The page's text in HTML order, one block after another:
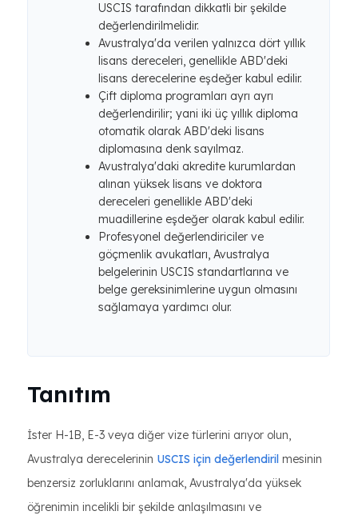
USCIS tarafından dikkatli bir şekilde
değerlendirilmelidir.
Avustralya'da verilen yalnızca dört yıllık
lisans dereceleri, genellikle ABD'deki
lisans derecelerine eşdeğer kabul edilir.
Çift diploma programları ayrı ayrı
değerlendirilir; yani iki üç yıllık diploma
otomatik olarak ABD'deki lisans
diplomasına denk sayılmaz.
Avustralya'daki akredite kurumlardan
alınan yüksek lisans ve doktora
dereceleri genellikle ABD'deki
muadillerine eşdeğer olarak kabul edilir.
Profesyonel değerlendiriciler ve
göçmenlik avukatları, Avustralya
belgelerinin USCIS standartlarına ve
belge gereksinimlerine uygun olmasını
sağlamaya yardımcı olur.
Tanıtım
İster H-1B, E-3 veya diğer vize türlerini arıyor olun,
Avustralya derecelerinin USCIS için değerlendiril mesinin
benzersiz zorluklarını anlamak, Avustralya'da yüksek
öğrenimin incelikli bir şekilde anlaşılmasını ve